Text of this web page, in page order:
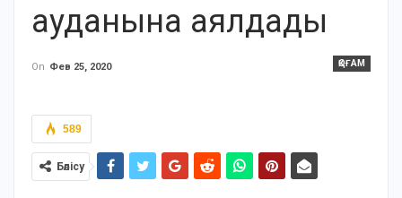
ауданына аялдады
ҚОҒАМ
On Фев 25, 2020
589
Бөлісу